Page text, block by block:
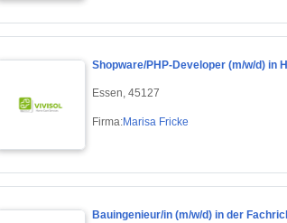
Shopware/PHP-Developer (m/w/d) in
Essen, 45127
Firma:Marisa Fricke
Bauingenieur/in (m/w/d) in der